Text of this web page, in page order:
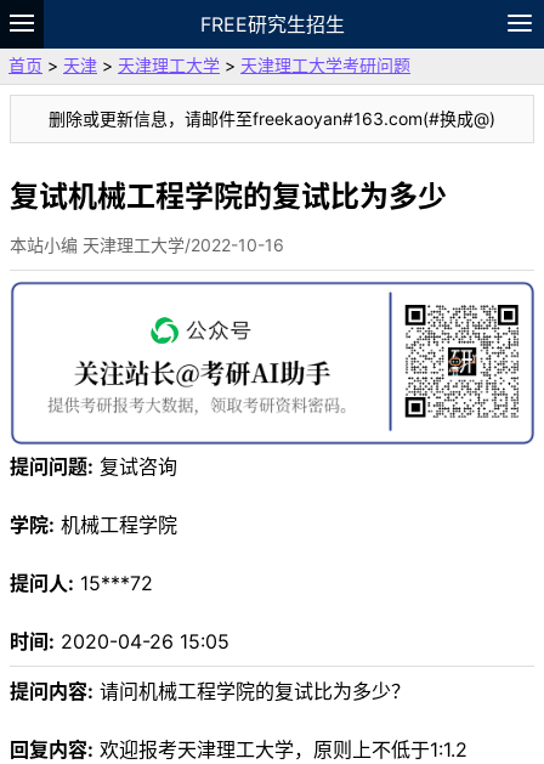
FREE研究生招生
题库
故事 专题 APP 笔记
论坛
VIP
资料
首页 > 天津 > 天津理工大学 > 天津理工大学考研问题
删除或更新信息，请邮件至freekaoyan#163.com(#换成@)
复试机械工程学院的复试比为多少
本站小编 天津理工大学/2022-10-16
提问问题: 复试咨询
学院: 机械工程学院
提问人: 15***72
时间: 2020-04-26 15:05
提问内容: 请问机械工程学院的复试比为多少？
回复内容: 欢迎报考天津理工大学，原则上不低于1:1.2